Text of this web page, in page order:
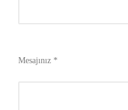
Mesajınız *